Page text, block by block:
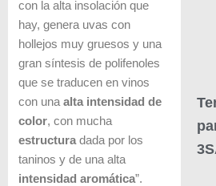
con la alta insolación que
hay, genera uvas con
hollejos muy gruesos y una
gran síntesis de polifenoles
que se traducen en vinos
con una alta intensidad de
color, con mucha
estructuradada por los
taninos y de una alta
intensidad aromática”.